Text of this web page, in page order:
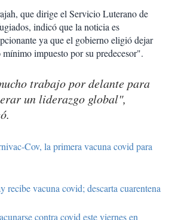
que dirige el Servicio Luterano de
indicó que la noticia es
ya que el gobierno eligió dejar
impuesto por su predecesor".
trabajo por delante para
un liderazgo global",
Cov, la primera vacuna covid para
recibe vacuna covid; descarta cuarentena
contra covid este viernes en